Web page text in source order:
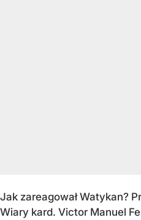
Jak zareagował Watykan?
Wiary kard. Victor Manuel